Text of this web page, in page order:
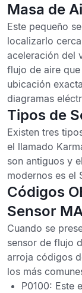
Masa de
Este pequeño
localizarlo
aceleración del
flujo de aire
ubicación
diagramas
Tipos de
Existen tres
el llamado
son antiguos y
modernos es el
Códigos
Sensor
Cuando se
sensor de flujo
arroja códigos
los más
P0100: Este